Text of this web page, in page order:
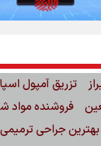
مالیات بر ارزش
تزریق آمپول
فروشنده مواد
بهترین جراحی